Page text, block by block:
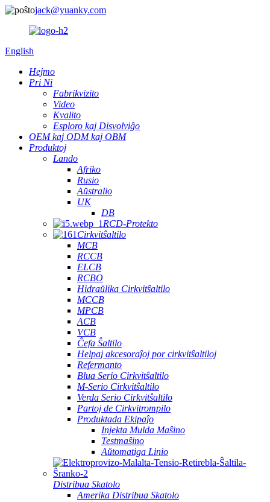
jack@yuanky.com
English
Hejmo
Pri Ni
Fabrikvizito
Video
Kvalito
Esploro kaj Disvolviĝo
OEM kaj ODM kaj OBM
Produktoj
Lando
Afriko
Rusio
Aŭstralio
UK
DB
RCD-Protekto
Cirkvitŝaltilo
MCB
RCCB
ELCB
RCBO
Hidraŭlika Cirkvitŝaltilo
MCCB
MPCB
ACB
VCB
Ĉefa Ŝaltilo
Helpaj akcesoraĵoj por cirkvitŝaltiloj
Refermanto
Blua Serio Cirkvitŝaltilo
M-Serio Cirkvitŝaltilo
Verda Serio Cirkvitŝaltilo
Partoj de Cirkvitrompilo
Produktada Ekipaĵo
Injekta Mulda Maŝino
Testmaŝino
Aŭtomatiga Linio
Distribua Skatolo
Amerika Distribua Skatolo